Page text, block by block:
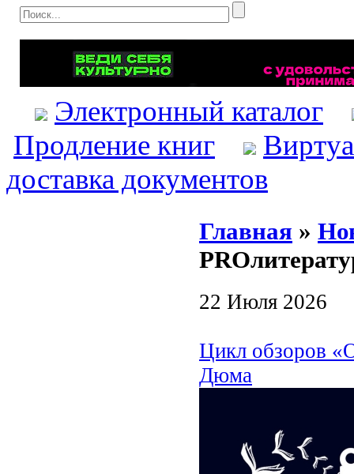
Электронный каталог
Продление книг
доставка документов
Главная »
22 Июля 2026
Цикл обзоров
Дюма